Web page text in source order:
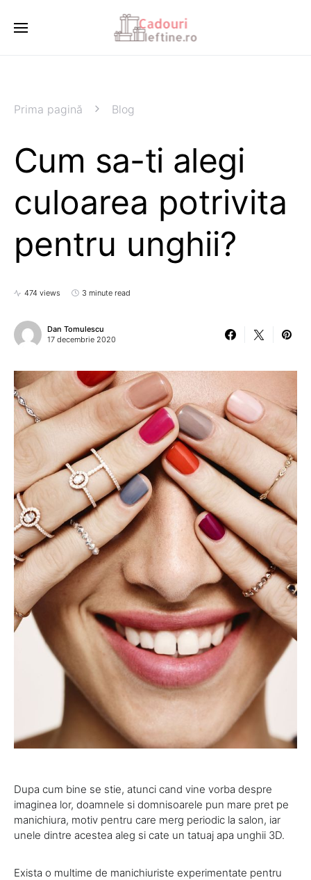
Prima pagină Blog
Cum sa-ti alegi
culoarea potrivita
pentru unghii?
474 views 3 minute read
Dan Tomulescu
17 decembrie 2020
Dupa cum bine se stie, atunci cand vine vorba despre
imaginea lor, doamnele si domnisoarele pun mare pret pe
manichiura, motiv pentru care merg periodic la salon, iar
unele dintre acestea aleg si cate un tatuaj apa unghii 3D.
Exista o multime de manichiuriste experimentate pentru